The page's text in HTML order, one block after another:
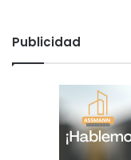
Publicidad